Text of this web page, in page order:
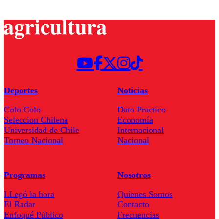
Deportes
Colo Colo
Seleccion Chilena
Universidad de Chile
Torneo Nacional
Noticias
Dato Practico
Economía
Internacional
Nacional
Programas
LLegó la hora
El Radar
Enfoqué Público
Nosotros
Quienes Somos
Contacto
Frecuencias